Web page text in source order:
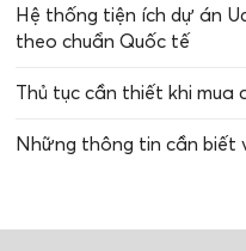
Hệ thống tiện ích dự án
theo chuẩn Quốc tế
Thủ tục cần thiết khi mua
Những thông tin cần biết